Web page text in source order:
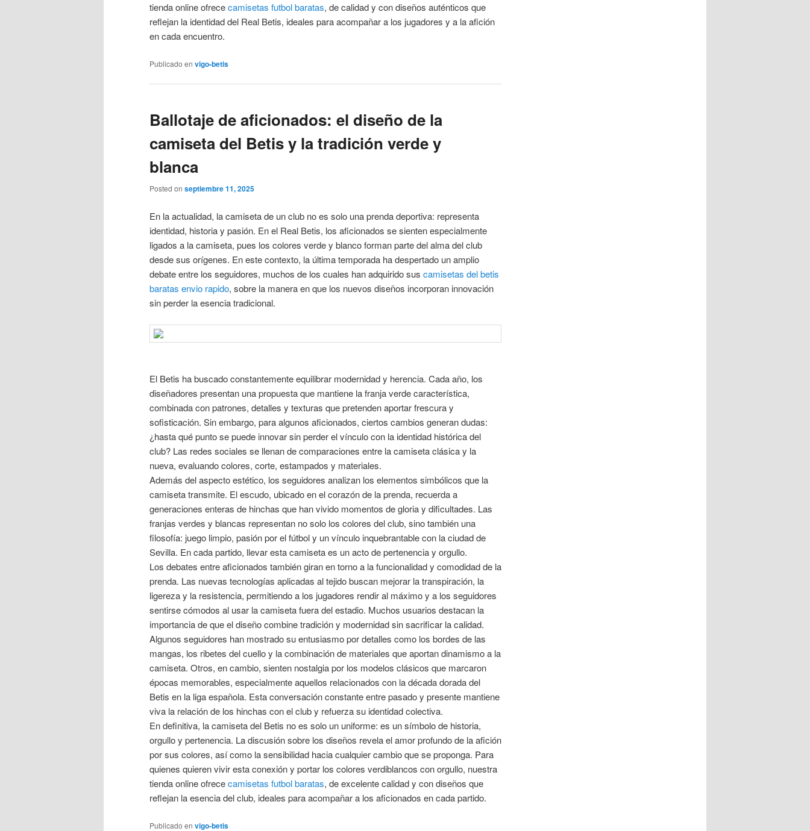
tienda online ofrececamisetas futbol baratas, de calidad y con diseños auténticos que
reflejan la identidad del Real Betis, ideales para acompañar a los jugadores y a la afición
en cada encuentro.
Publicado en vigo-betis
Ballotaje de aficionados: el diseño de la
camiseta del Betis y la tradición verde y
blanca
Posted on septiembre 11, 2025
En la actualidad, la camiseta de un club no es solo una prenda deportiva: representa
identidad, historia y pasión. En el Real Betis, los aficionados se sienten especialmente
ligados a la camiseta, pues los colores verde y blanco forman parte del alma del club
desde sus orígenes. En este contexto, la última temporada ha despertado un amplio
debate entre los seguidores, muchos de los cuales han adquirido sus camisetas del betis
baratas envio rapido, sobre la manera en que los nuevos diseños incorporan innovación
sin perder la esencia tradicional.
El Betis ha buscado constantemente equilibrar modernidad y herencia. Cada año, los
diseñadores presentan una propuesta que mantiene la franja verde característica,
combinada con patrones, detalles y texturas que pretenden aportar frescura y
sofisticación. Sin embargo, para algunos aficionados, ciertos cambios generan dudas:
¿hasta qué punto se puede innovar sin perder el vínculo con la identidad histórica del
club? Las redes sociales se llenan de comparaciones entre la camiseta clásica y la
nueva, evaluando colores, corte, estampados y materiales.
Además del aspecto estético, los seguidores analizan los elementos simbólicos que la
camiseta transmite. El escudo, ubicado en el corazón de la prenda, recuerda a
generaciones enteras de hinchas que han vivido momentos de gloria y dificultades. Las
franjas verdes y blancas representan no solo los colores del club, sino también una
filosofía: juego limpio, pasión por el fútbol y un vínculo inquebrantable con la ciudad de
Sevilla. En cada partido, llevar esta camiseta es un acto de pertenencia y orgullo.
Los debates entre aficionados también giran en torno a la funcionalidad y comodidad de la
prenda. Las nuevas tecnologías aplicadas al tejido buscan mejorar la transpiración, la
ligereza y la resistencia, permitiendo a los jugadores rendir al máximo y a los seguidores
sentirse cómodos al usar la camiseta fuera del estadio. Muchos usuarios destacan la
importancia de que el diseño combine tradición y modernidad sin sacrificar la calidad.
Algunos seguidores han mostrado su entusiasmo por detalles como los bordes de las
mangas, los ribetes del cuello y la combinación de materiales que aportan dinamismo a la
camiseta. Otros, en cambio, sienten nostalgia por los modelos clásicos que marcaron
épocas memorables, especialmente aquellos relacionados con la década dorada del
Betis en la liga española. Esta conversación constante entre pasado y presente mantiene
viva la relación de los hinchas con el club y refuerza su identidad colectiva.
En definitiva, la camiseta del Betis no es solo un uniforme: es un símbolo de historia,
orgullo y pertenencia. La discusión sobre los diseños revela el amor profundo de la afición
por sus colores, así como la sensibilidad hacia cualquier cambio que se proponga. Para
quienes quieren vivir esta conexión y portar los colores verdiblancos con orgullo, nuestra
tienda online ofrececamisetas futbol baratas, de excelente calidad y con diseños que
reflejan la esencia del club, ideales para acompañar a los aficionados en cada partido.
Publicado en vigo-betis